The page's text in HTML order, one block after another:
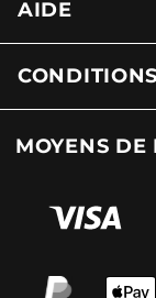
AIDE
CONDITIONS
MOYENS DE